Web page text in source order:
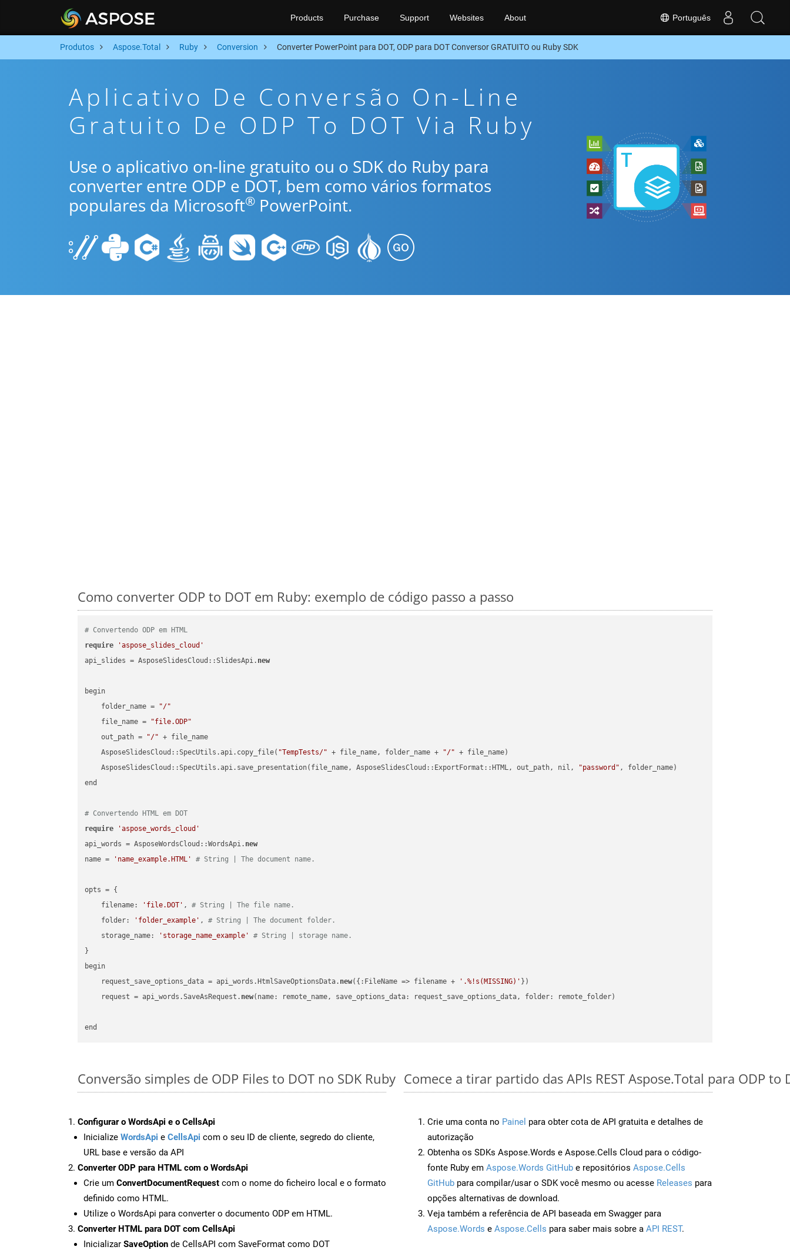
Português
Products Purchase Support Websites About
Produtos Aspose.Total Ruby Conversion Converter PowerPoint para DOT, ODP para DOT Conversor GRATUITO ou Ruby SDK
Aplicativo De Conversão On-Line
Gratuito De ODP To DOT Via Ruby
Use o aplicativo on-line gratuito ou o SDK do Ruby para
converter entre ODP e DOT, bem como vários formatos
populares da Microsoft® PowerPoint.
Como converter ODP to DOT em Ruby: exemplo de código passo a passo
# Convertendo ODP em HTML
require
'aspose_slides_cloud'
api_slides = AsposeSlidesCloud::SlidesApi. new
begin
    folder_name =
"/"
    file_name =
"file.ODP"
    out_path =
"/" + file_name
    AsposeSlidesCloud::SpecUtils.api.copy_file(
"TempTests/" + file_name, folder_name + "/" + file_name)
    AsposeSlidesCloud::SpecUtils.api.save_presentation(file_name, AsposeSlidesCloud::ExportFormat::HTML, out_path, nil,
"password" , folder_name)
end
# Convertendo HTML em DOT
require
'aspose_words_cloud'
api_words = AsposeWordsCloud::WordsApi. new
name =
'name_example.HTML' # String | The document name.
opts = {
    filename:
'file.DOT' , # String | The file name.
    folder:
'folder_example' , # String | The document folder.
    storage_name:
'storage_name_example'
# String | storage name.
}
begin
    request_save_options_data = api_words.HtmlSaveOptionsData.
new({:FileName => filename + '.%!s(MISSING)' })
    request = api_words.SaveAsRequest.
new(name: remote_name, save_options_data: request_save_options_data, folder: remote_folder)
Conversão simples de ODP Files to DOT no SDK Ruby
Configurar o WordsApi e o CellsApi
Inicialize WordsApi e CellsApi com o seu ID de cliente, segredo do cliente,
URL base e versão da API
Converter ODP para HTML com o WordsApi
Crie um ConvertDocumentRequest com o nome do ficheiro local e o formato
definido como HTML.
Utilize o WordsApi para converter o documento ODP em HTML.
Converter HTML para DOT com CellsApi
Inicializar SaveOption de CellsAPI com SaveFormat como DOT
Comece a tirar partido das APIs REST Aspose.Total para ODP to
Crie uma conta no Painel para obter cota de API gratuita e detalhes de
autorização
Obtenha os SDKs Aspose.Words e Aspose.Cells Cloud para o código-
fonte Ruby em Aspose.Words GitHub e repositórios Aspose.Cells
GitHub para compilar/usar o SDK você mesmo ou acesse Releases para
opções alternativas de download.
Veja também a referência de API baseada em Swagger para
Aspose.Words e Aspose.Cells para saber mais sobre a API REST.